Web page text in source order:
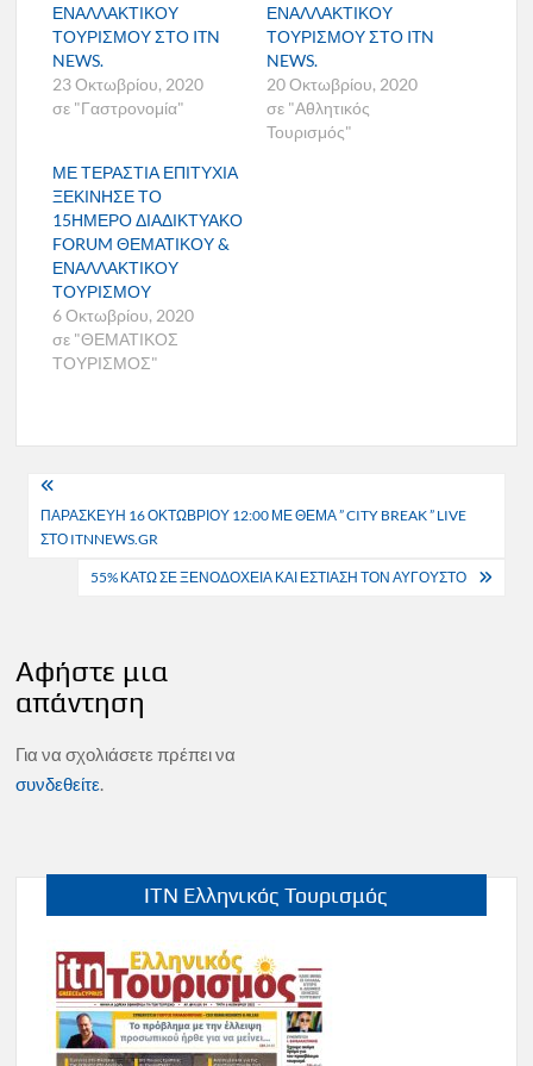
ΕΝΑΛΛΑΚΤΙΚΟΥ
ΤΟΥΡΙΣΜΟΥ ΣΤΟ ITN
NEWS.
23 Οκτωβρίου, 2020
σε "Γαστρονομία"
ΕΝΑΛΛΑΚΤΙΚΟΥ
ΤΟΥΡΙΣΜΟΥ ΣΤΟ ITN
NEWS.
20 Οκτωβρίου, 2020
σε "Αθλητικός
Τουρισμός"
ΜΕ ΤΕΡΑΣΤΙΑ ΕΠΙΤΥΧΙΑ
ΞΕΚΙΝΗΣΕ ΤΟ
15ΗΜΕΡΟ ΔΙΑΔΙΚΤΥΑΚΟ
FORUM ΘΕΜΑΤΙΚΟΥ &
ΕΝΑΛΛΑΚΤΙΚΟΥ
ΤΟΥΡΙΣΜΟΥ
6 Οκτωβρίου, 2020
σε "ΘΕΜΑΤΙΚΟΣ
ΤΟΥΡΙΣΜΟΣ"
Πλοήγηση
άρθρων
ΠΑΡΑΣΚΕΥΗ 16 ΟΚΤΩΒΡΙΟΥ 12:00 ΜΕ ΘΕΜΑ ” CITY BREAK ” LIVE
ΣΤΟ ITNNEWS.GR
55% ΚΑΤΩ ΣΕ ΞΕΝΟΔΟΧΕΙΑ ΚΑΙ ΕΣΤΙΑΣΗ ΤΟΝ ΑΥΓΟΥΣΤΟ
Αφήστε μια
απάντηση
Για να σχολιάσετε πρέπει να
συνδεθείτε.
ITN Ελληνικός Τουρισμός